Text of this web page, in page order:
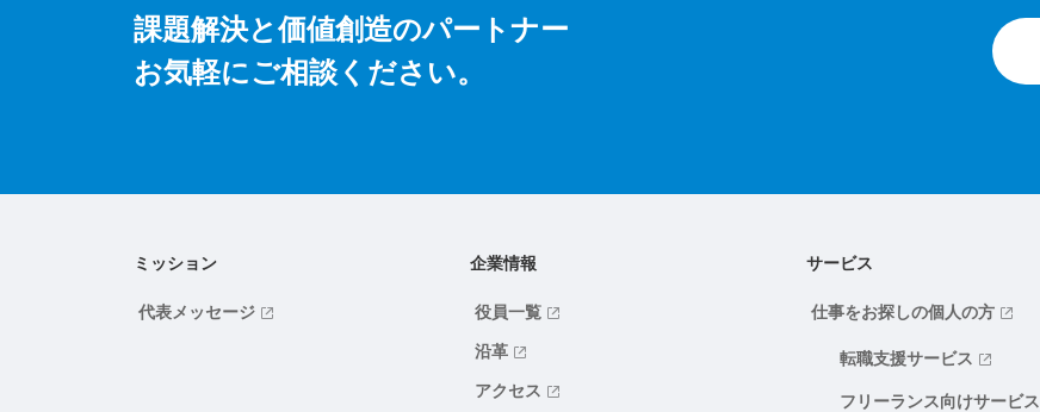
課題解決と価値創造のパートナー
お気軽にご相談ください。
ミッション
代表メッセージ
企業情報
役員一覧
沿革
アクセス
サービス
仕事をお探しの個人の方
転職支援サービス
フリーランス向けサービス